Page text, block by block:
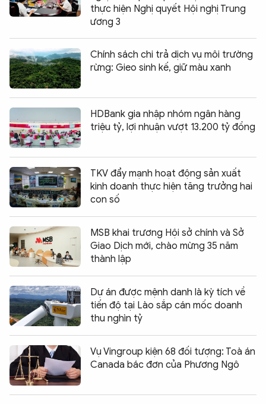
thực hiện Nghị quyết Hội nghị Trung
ương 3
Chính sách chi trả dịch vụ môi trường
rừng: Gieo sinh kế, giữ màu xanh
HDBank gia nhập nhóm ngân hàng
triệu tỷ, lợi nhuận vượt 13.200 tỷ đồng
TKV đẩy mạnh hoạt động sản xuất
kinh doanh thực hiện tăng trưởng hai
con số
MSB khai trương Hội sở chính và Sở
Giao Dịch mới, chào mừng 35 năm
thành lập
Dự án được mệnh danh là kỳ tích về
tiến độ tại Lào sắp cán mốc doanh
thu nghìn tỷ
Vụ Vingroup kiện 68 đối tượng: Toà án
Canada bác đơn của Phương Ngô